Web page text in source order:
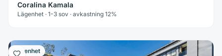
Coralina Kamala
Lägenhet · 1-3 sov · avkastning 12%
Lägenhet